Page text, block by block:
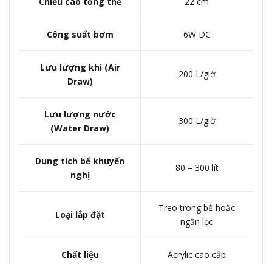
Công suất bơm 6W DC
Lưu lượng khí (Air
Draw)
200 L/giờ
Lưu lượng nước
(Water Draw)
300 L/giờ
Dung tích bể khuyến
nghị
80 – 300 lít
Loại lắp đặt
Treo trong bể hoặc
ngăn lọc
Chất liệu Acrylic cao cấp